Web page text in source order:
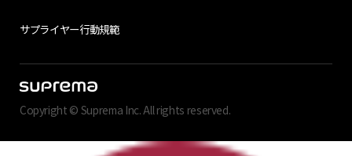
サプライヤー行動規範
Copyright © Suprema Inc. All rights reserved.